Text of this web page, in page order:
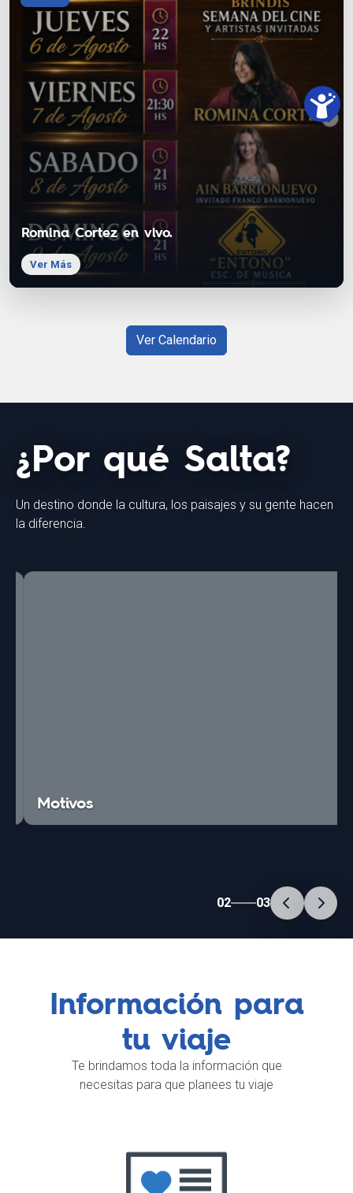
Romina Cortez en vivo.
Ver Más
Ver Calendario
¿Por qué Salta?
Un destino donde la cultura, los paisajes y su gente hacen
la diferencia.
Motivos
02 03
Información para
tu viaje
Te brindamos toda la información que
necesitas para que planees tu viaje